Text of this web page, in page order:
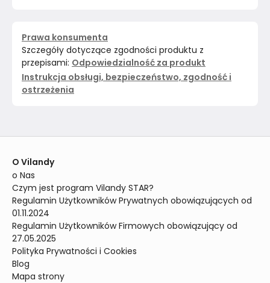
Prawa konsumenta
Szczegóły dotyczące zgodności produktu z
przepisami: Odpowiedzialność za produkt
Instrukcja obsługi, bezpieczeństwo, zgodność i
ostrzeżenia
O Vilandy
o Nas
Czym jest program Vilandy STAR?
Regulamin Użytkowników Prywatnych obowiązujących od
01.11.2024
Regulamin Użytkowników Firmowych obowiązujący od
27.05.2025
Polityka Prywatności i Cookies
Blog
Mapa strony